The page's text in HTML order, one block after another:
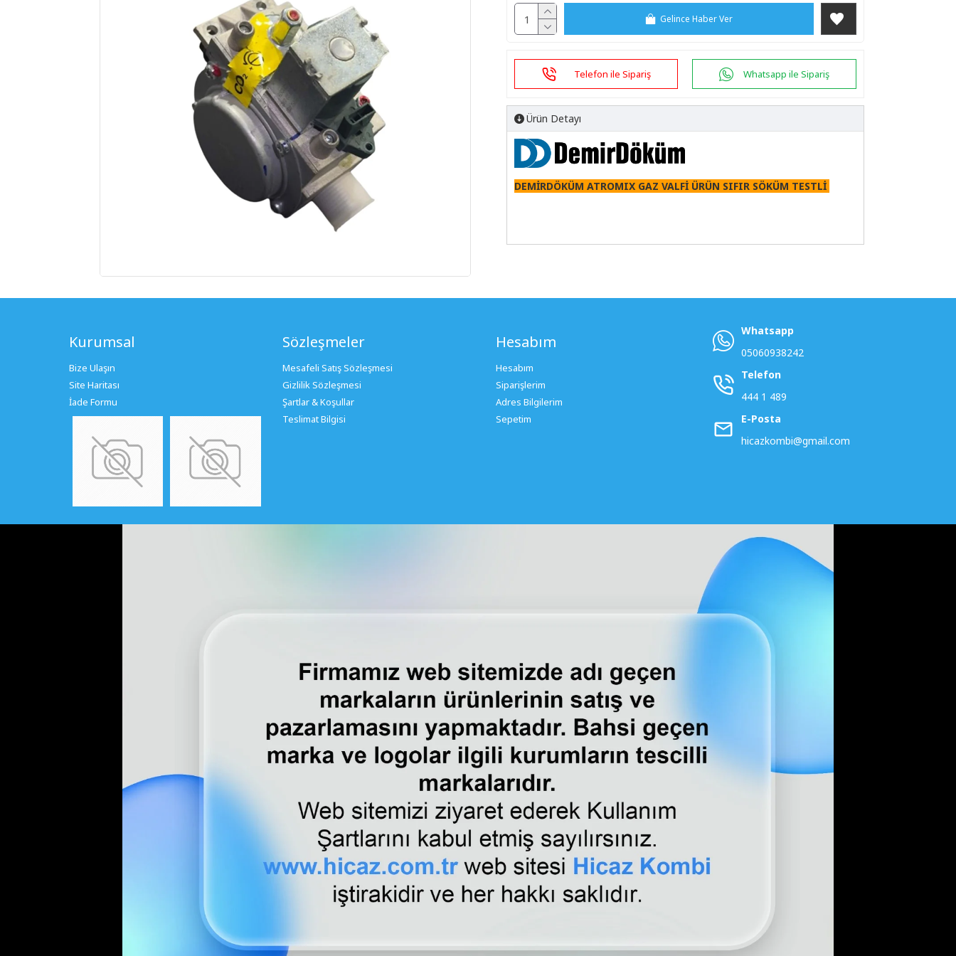
Gelince Haber Ver
Telefon ile Sipariş Whatsapp ile Sipariş
Ürün Detayı
DEMİRDÖKÜM ATROMIX GAZ VALFİ ÜRÜN SIFIR SÖKÜM TESTLİ
Kurumsal
Bize Ulaşın
Site Haritası
İade Formu
Sözleşmeler
Mesafeli Satış Sözleşmesi
Gizlilik Sözleşmesi
Şartlar & Koşullar
Teslimat Bilgisi
Hesabım
Hesabım
Siparişlerim
Adres Bilgilerim
Sepetim
Whatsapp
05060938242
Telefon
444 1 489
E-Posta
hicazkombi@gmail.com